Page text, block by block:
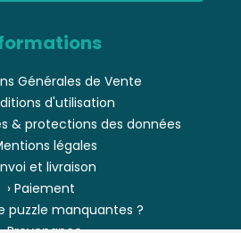
Générales de Vente
d'utilisation
& protections des données
légales
et livraison
› Paiement
puzzle manquantes ?